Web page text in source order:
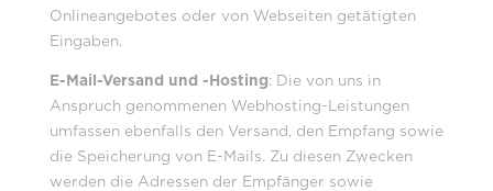
Onlineangebotes oder von Webseiten getätigten
Eingaben.
E-Mail-Versand und -Hosting: Die von uns in
Anspruch genommenen Webhosting-Leistungen
umfassen ebenfalls den Versand, den Empfang sowie
die Speicherung von E-Mails. Zu diesen Zwecken
werden die Adressen der Empfänger sowie